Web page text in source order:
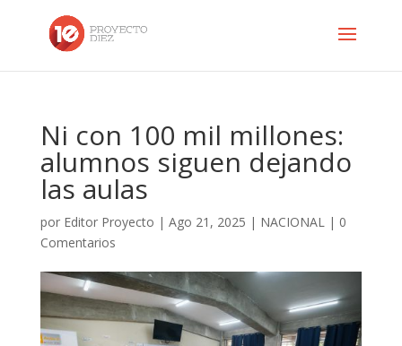
Ni con 100 mil millones:
alumnos siguen dejando
las aulas
por Editor Proyecto | Ago 21, 2025 | NACIONAL| 0
Comentarios